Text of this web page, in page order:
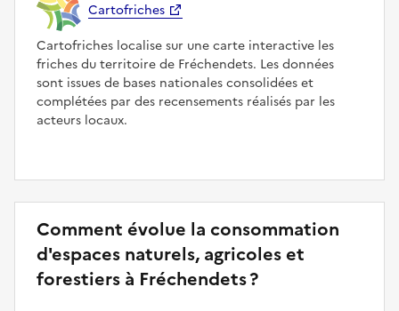
Cartofriches
Cartofriches localise sur une carte interactive les
friches du territoire de Fréchendets. Les données
sont issues de bases nationales consolidées et
complétées par des recensements réalisés par les
acteurs locaux.
Comment évolue la consommation
d'espaces naturels, agricoles et
forestiers à Fréchendets ?